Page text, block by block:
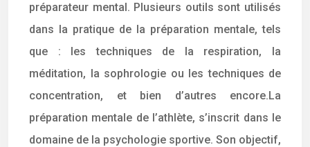
préparateur mental. Plusieurs outils sont utilisés
dans la pratique de la préparation mentale, tels
que : les techniques de la respiration, la
méditation, la sophrologie ou les techniques de
concentration, et bien d’autres encore.La
préparation mentale de l’athlète, s’inscrit dans le
domaine de la psychologie sportive. Son objectif,